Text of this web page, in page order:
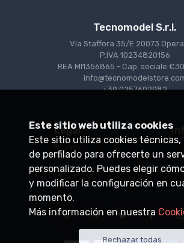
Tecnomodel S.r.l.
Via Staffora 35/E 20073 Opera
P.IVA 10234820156
REA MI1356865 - Cap. sociale
+39 0257602982
Legal
Cookies
Condiciones de venta
Este sitio web utiliza cookies
Este sitio utiliza cookies
de perfilado para ofrecerte un
personalizado. Puedes elegir
y modificar la configuración en
momento.
Más información en nuestra
Rechazar todas